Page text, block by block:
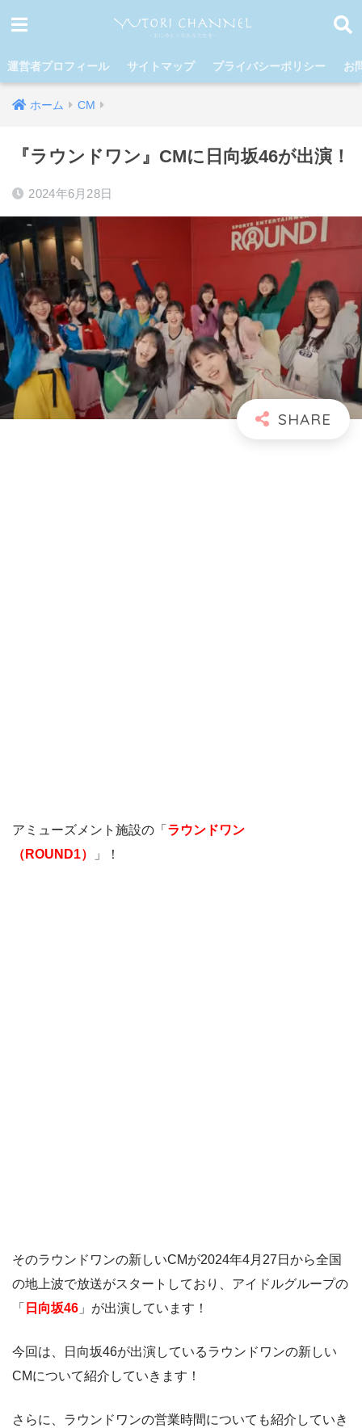
運営者プロフィール サイトマップ プライバシーポリシー お
ホーム CM
『ラウンドワン』CMに日向坂46が出演！
2024年6月28日
アミューズメント施設の「 ラウンドワン
（ROUND1）
」！
そのラウンドワンの新しいCMが2024年4月27日から全国
の地上波で放送がスタートしており、アイドルグループの
「 日向坂46 」が出演しています！
今回は、日向坂46が出演しているラウンドワンの新しい
CMについて紹介していきます！
さらに、ラウンドワンの営業時間についても紹介していき